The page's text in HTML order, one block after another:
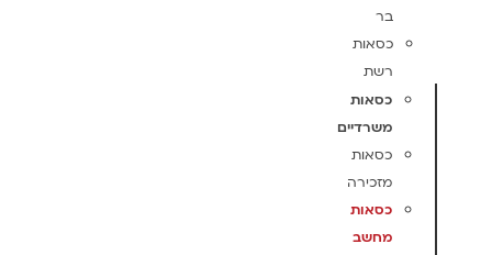
בר
כסאות
רשת
כסאות
משרדיים
כסאות
מזכירה
כסאות
מחשב